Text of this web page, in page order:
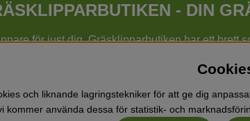
- DIN
för just dig. Gräsklipparbutiken har ett brett
hos Gräsklipparbutiken med skog &
och liknande lagringstekniker för att ge dig
kommer använda dessa för statistik- och